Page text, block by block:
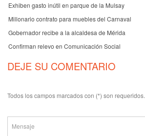
Exhiben gasto inútil en parque de la Mulsay
Millonario contrato para muebles del Carnaval
Gobernador recibe a la alcaldesa de Mérida
Confirman relevo en Comunicación Social
DEJE SU COMENTARIO
Todos los campos marcados con (*) son requeridos.